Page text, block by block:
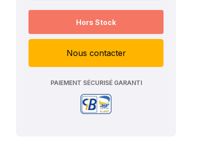
Hors Stock
Nous contacter
PAIEMENT SÉCURISÉ GARANTI